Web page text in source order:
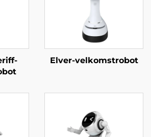
Elver-velkomstrobot